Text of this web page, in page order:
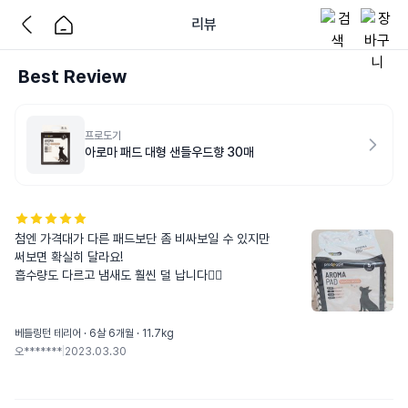
리뷰
Best Review
프로도기
아로마 패드 대형 샌들우드향 30매
첨엔 가격대가 다른 패드보단 좀 비싸보일 수 있지만
써보면 확실히 달라요!
흡수량도 다르고 냄새도 훨씬 덜 납니다👍🏻
베들링턴 테리어 · 6살 6개월 · 11.7kg
오******* 2023.03.30